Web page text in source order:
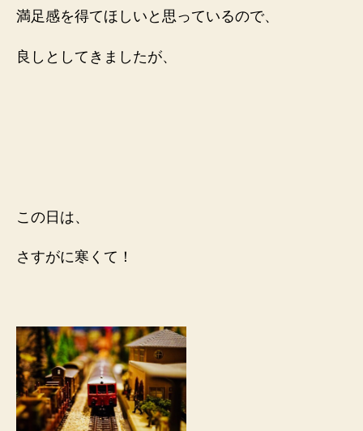
満足感を得てほしいと思っているので、
良しとしてきましたが、
この日は、
さすがに寒くて！